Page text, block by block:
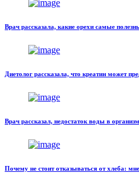
Врач рассказала, какие орехи самые
Диетолог рассказала, что креатин может
Врач рассказал, недостаток воды в
Почему не стоит отказываться от хлеба: